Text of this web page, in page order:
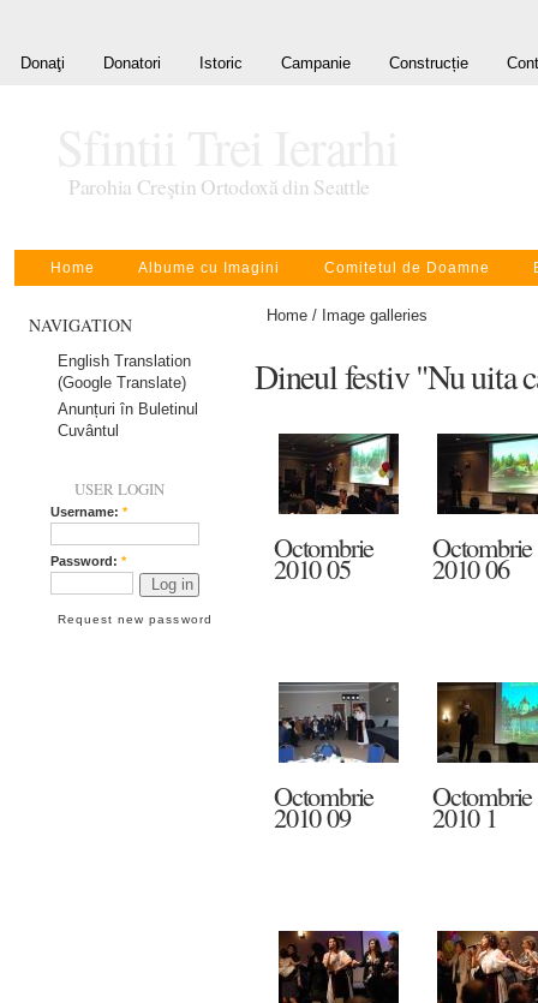
Donaţi Donatori Istoric Campanie Construcție
Parohia Creştin Ortodoxă din Seattle
Home Albume cu Imagini Comitetul de Doamne
NAVIGATION
English Translation
(Google Translate)
Anunțuri în Buletinul
Cuvântul
USER LOGIN
Username: *
Password: *
Request new password
Home / Image galleries
Dineul festiv "Nu uita
Octombrie
2010 05
Octombrie
2010 06
Octombrie
2010 09
Octombrie
2010 1